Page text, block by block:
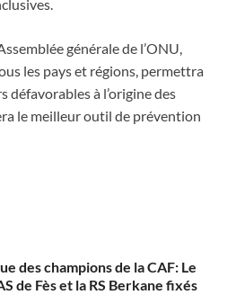
générale de l’ONU,
les pays et régions, permettra
défavorables à l’origine des
le meilleur outil de prévention
des champions de la CAF: Le
de Fès et la RS Berkane fixés